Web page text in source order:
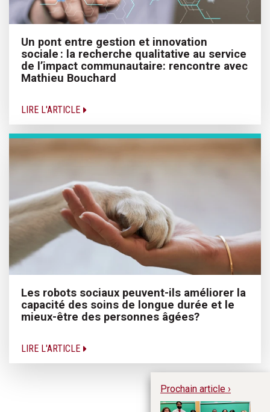
Un pont entre gestion et innovation
sociale : la recherche qualitative au service
de l’impact communautaire: rencontre avec
Mathieu Bouchard
LIRE L'ARTICLE
Les robots sociaux peuvent-ils améliorer la
capacité des soins de longue durée et le
mieux-être des personnes âgées?
LIRE L'ARTICLE
Prochain article ›